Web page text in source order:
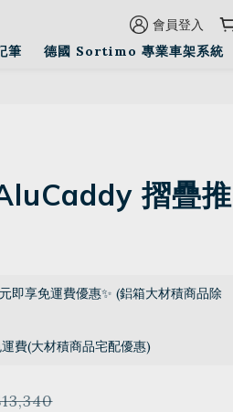
會員登入
筆 德國 Sortimo 專業車架系統
摺疊推
即享免運費優惠✨ (鋁箱大材積商品除
費(大材積商品宅配優惠)